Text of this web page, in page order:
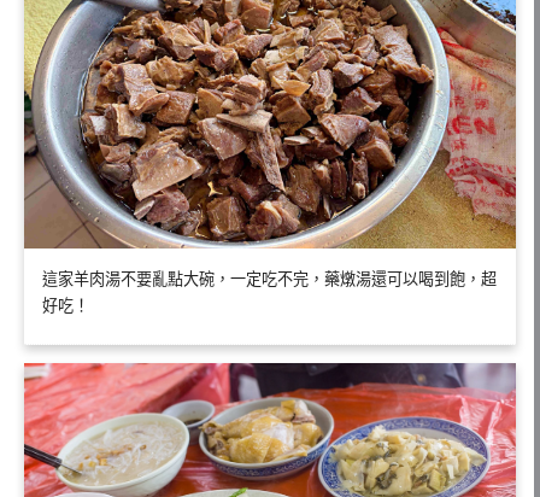
這家羊肉湯不要亂點大碗，一定吃不完，藥燉湯還可以喝到飽，超
好吃！